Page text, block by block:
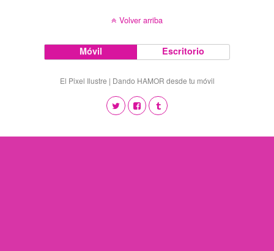
Volver arriba
Móvil Escritorio
El Pixel Ilustre | Dando HAMOR desde tu móvil